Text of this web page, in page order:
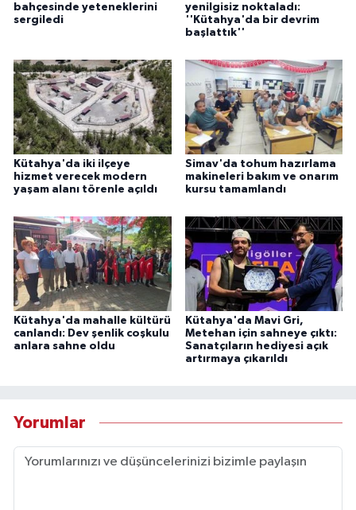
bahçesinde yeteneklerini
sergiledi
yenilgisiz noktaladı:
''Kütahya'da bir devrim
başlattık''
Kütahya'da iki ilçeye
hizmet verecek modern
yaşam alanı törenle açıldı
Simav'da tohum hazırlama
makineleri bakım ve onarım
kursu tamamlandı
Kütahya'da mahalle kültürü
canlandı: Dev şenlik coşkulu
anlara sahne oldu
Kütahya'da Mavi Gri,
Metehan için sahneye çıktı:
Sanatçıların hediyesi açık
artırmaya çıkarıldı
Yorumlar